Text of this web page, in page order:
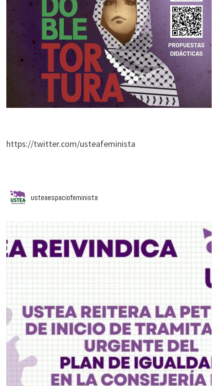
https://twitter.com/usteafeminista
usteaespaciofeminista